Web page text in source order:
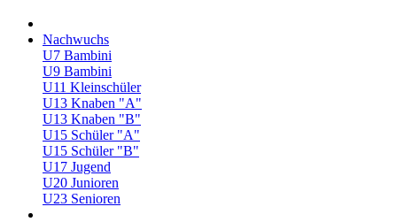
Nachwuchs
U7 Bambini
U9 Bambini
U11 Kleinschüler
U13 Knaben "A"
U13 Knaben "B"
U15 Schüler "A"
U15 Schüler "B"
U17 Jugend
U20 Junioren
U23 Senioren